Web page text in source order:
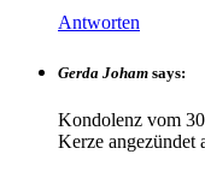
Antworten
Gerda Joham says:
Kondolenz vom
Kerze angezündet